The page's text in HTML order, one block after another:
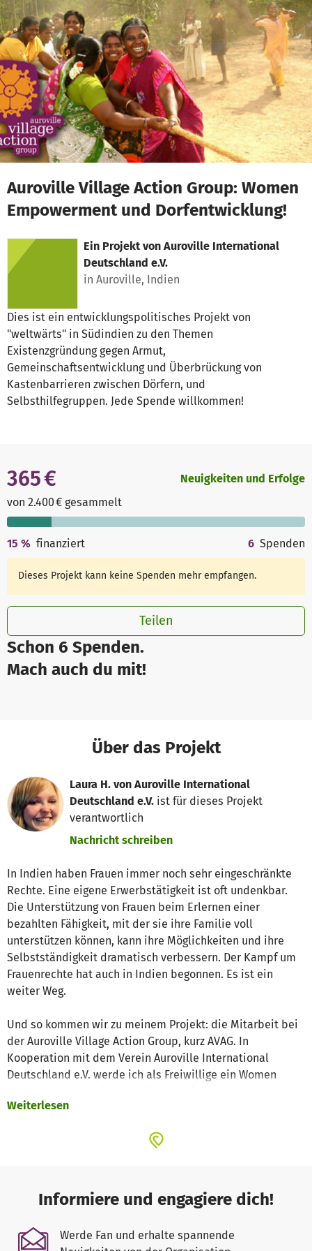
Zum Hauptinhalt springen
Erklärung zur Barrierefreiheit anzeigen
Auroville Village Action Group: Women
Empowerment und Dorfentwicklung!
Ein Projekt von Auroville International
Deutschland e.V.
in Auroville, Indien
Dies ist ein entwicklungspolitisches Projekt von
"weltwärts" in Südindien zu den Themen
Existenzgründung gegen Armut,
Gemeinschaftsentwicklung und Überbrückung von
Kastenbarrieren zwischen Dörfern, und
Selbsthilfegruppen. Jede Spende willkommen!
Schon 6 Spenden.
Mach auch du mit!
365 €
von 2.400 € gesammelt
Neuigkeiten und Erfolge
15 % finanziert 6 Spenden
Dieses Projekt kann keine Spenden mehr empfangen.
Teilen
Über das Projekt
Laura H. von Auroville International
Deutschland e.V. ist für dieses Projekt
verantwortlich
Nachricht schreiben
In Indien haben Frauen immer noch sehr eingeschränkte
Rechte. Eine eigene Erwerbstätigkeit ist oft undenkbar.
Die Unterstützung von Frauen beim Erlernen einer
bezahlten Fähigkeit, mit der sie ihre Familie voll
unterstützen können, kann ihre Möglichkeiten und ihre
Selbstständigkeit dramatisch verbessern. Der Kampf um
Frauenrechte hat auch in Indien begonnen. Es ist ein
weiter Weg.
Und so kommen wir zu meinem Projekt: die Mitarbeit bei
der Auroville Village Action Group, kurz AVAG. In
Kooperation mit dem Verein Auroville International
Deutschland e.V. werde ich als Freiwillige ein Women
gibt dabei mehrere Teilbereiche: zum einen eine
Training auf diesem Gebiet aufgebaut wird. Dies wird
Ein anderer wichtiger Bereich des Projekts sind
Selbsthilfegruppen, in denen sich Frauen austauschen
können. Der dritte Bereich, auf den das Projekt viel Wert
legt, ist Gemeinschaftsentwicklung zwischen den Dörfern
Weiterlesen
Informiere und engagiere dich!
Werde Fan und erhalte spannende